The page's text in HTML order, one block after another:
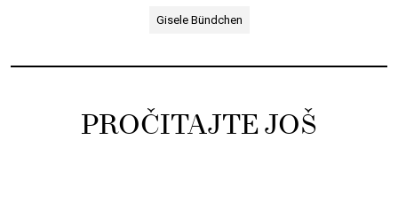
Gisele Bündchen
PROČITAJTE JOŠ